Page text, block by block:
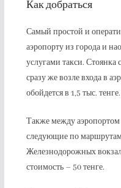
Как добраться
Самый простой и
аэропорту из города и
услугами такси. Стоянка
сразу же возле входа в
обойдется в 1,5 тыс. тенге.
Также между
следующие по маршрутам
Железнодорожных
стоимость – 50 тенге.